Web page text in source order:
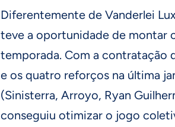
Diferentemente de Vanderlei
teve a oportunidade de montar
temporada. Com a contratação
e os quatro reforços na última
(Sinisterra, Arroyo, Ryan
conseguiu otimizar o jogo